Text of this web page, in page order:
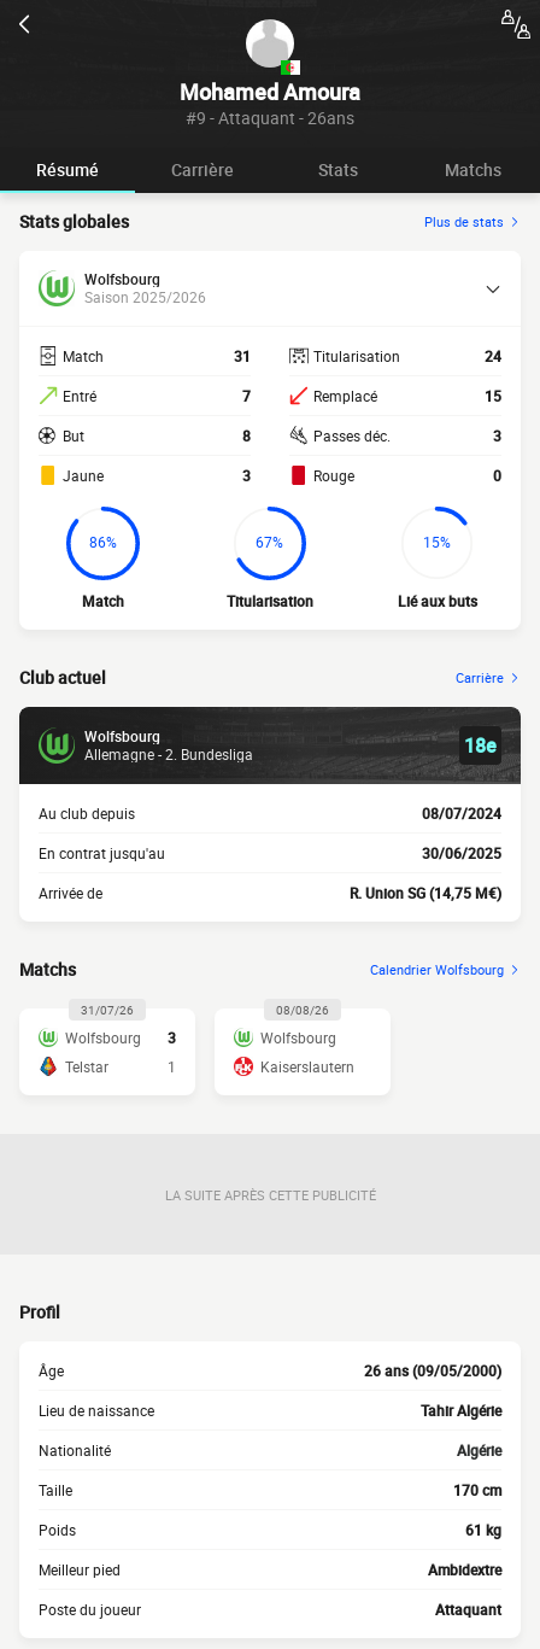
Mohamed Amoura
#9 - Attaquant - 26ans
Résumé Carrière Stats Matchs
Stats globales Plus de stats
Wolfsbourg
Saison 2025/2026
Match 31
Entré 7
But 8
Jaune 3
Titularisation 24
Remplacé 15
Passes déc. 3
Rouge 0
86%
Match
67%
Titularisation
15%
Lié aux buts
Club actuel Carrière
Wolfsbourg
Allemagne - 2. Bundesliga
18e
Au club depuis 08/07/2024
En contrat jusqu'au 30/06/2025
Arrivée de R. Union SG (14,75 M€)
Matchs Calendrier Wolfsbourg
31/07/26
Wolfsbourg
3
Telstar
1
08/08/26
Wolfsbourg
Kaiserslautern
LA SUITE APRÈS CETTE PUBLICITÉ
Profil
Âge 26 ans (09/05/2000)
Lieu de naissance Tahir Algérie
Nationalité Algérie
Taille 170 cm
Poids 61 kg
Meilleur pied Ambidextre
Poste du joueur Attaquant